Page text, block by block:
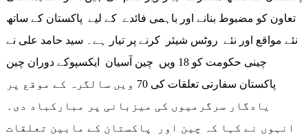
تعاون کو مضبوط بنانے اور باہمی فائدے کے لیے پاکستان کے ساتھ
نئے مواقع اور نئے روٹس شیئر کرنے پر تیار ہے۔ سید حامد علی نے
چینی حکومت کو 18 ویں چین آسیان ایکسپوکے دوران چین
پاکستان سفارتی تعلقات کی 70 ویں سالگرہ کے موقع پر
یادگار سرگرمیوں کی میزبانی پر مبارکباد دی۔
انہوں نے کہا کہ چین اور پاکستان کے مابین تعلقات